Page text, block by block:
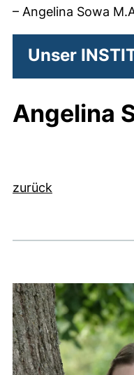
– Angelina Sowa
Unser
Angelina
zurück